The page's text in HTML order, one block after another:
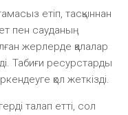
етіп, тасқыннан
пен сауданың
жерлерде қалалар
Табиғи ресурстарды
қол жеткізді.
талап етті, сол